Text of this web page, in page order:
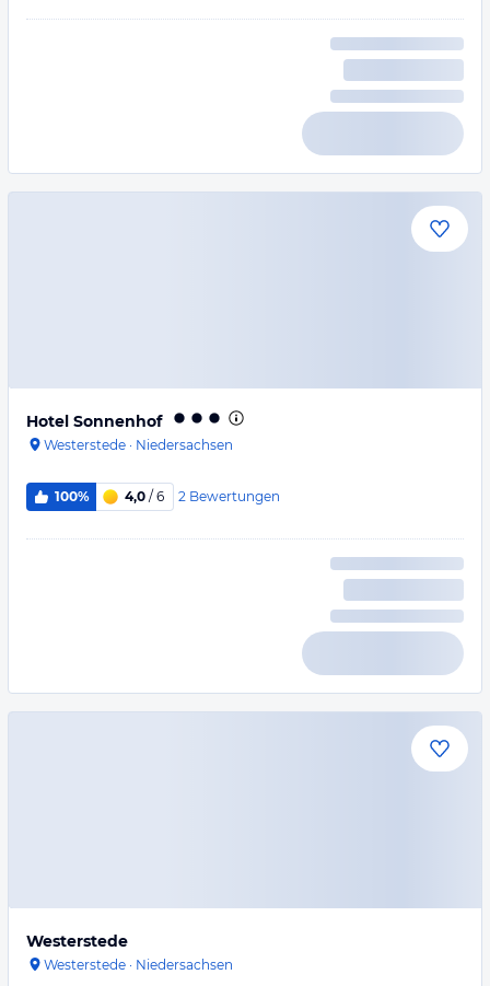
Hotel Sonnenhof
Westerstede · Niedersachsen
100% 4,0 / 6 2 Bewertungen
Westerstede
Westerstede · Niedersachsen